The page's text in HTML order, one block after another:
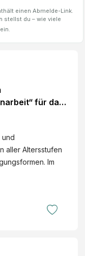
einen Abmelde-Link.
stellst du – wie viele
ein.
für das
aller Altersstufen
Im